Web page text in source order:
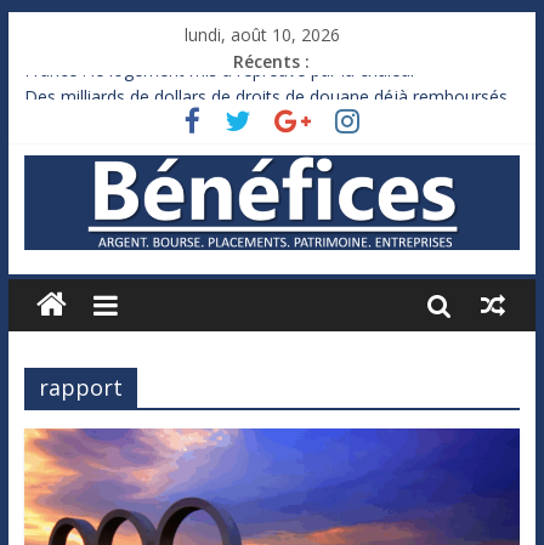
lundi, août 10, 2026
Récents :
France : le logement mis à l’épreuve par la chaleur
Des milliards de dollars de droits de douane déjà remboursés
Royaume-Uni : Andy Burnham recule sur l’impôt
Xavier Niel, le milliardaire qui ne touche presque rien
Ruée des fortunes russes vers l’étranger
rapport